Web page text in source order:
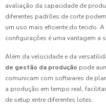
avaliação da capacidade de
diferentes padrões de corte
um uso mais eficiente do tecido.
configurações é uma vantagem a
Além da velocidade e da
de gestão da produção pode
comunicam com softwares de
a produção em tempo real,
de setup entre diferentes lotes.